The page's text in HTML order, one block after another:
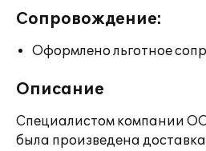
Сопровождение:
Оформлено льготное
Описание
Специалистом компании
была произведена